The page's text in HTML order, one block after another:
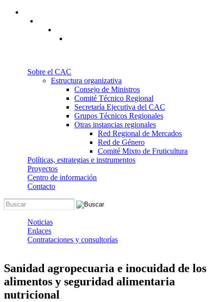
Pasar al contenido principal
Sobre el CAC
Estructura organizativa
Consejo de Ministros
Comité Técnico Regional
Secretaría Ejecutiva del CAC
Grupos Técnicos Regionales
Otras instancias regionales
Red Regional de Mercados
Red de Género
Comité Mixto de Fruticultura
Políticas, estrategias e instrumentos
Proyectos
Centro de información
Contacto
Buscar
Noticias
Enlaces
Contrataciones y consultorías
Sanidad agropecuaria e inocuidad de los
alimentos y seguridad alimentaria
nutricional